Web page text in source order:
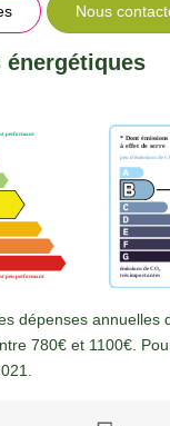
Nous
énergétiques
dépenses annuelles
780€ et 1100€.